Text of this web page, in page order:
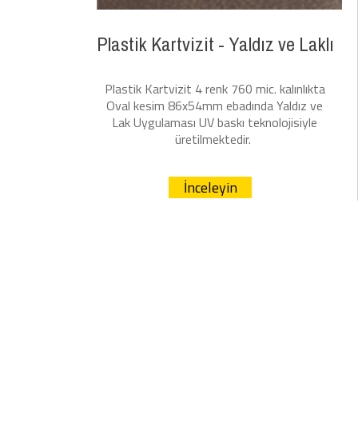
Plastik Kartvizit 4 renk 760 mic. kalınlıkta
Oval kesim 86x54mm ebadında Yaldız ve
Lak Uygulaması UV baskı teknolojisiyle
üretilmektedir.
Plastik Kartvizit - Yaldız ve Laklı
İnceleyin